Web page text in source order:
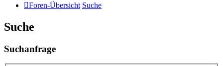
Foren-Übersicht Suche
Suche
Suchanfrage